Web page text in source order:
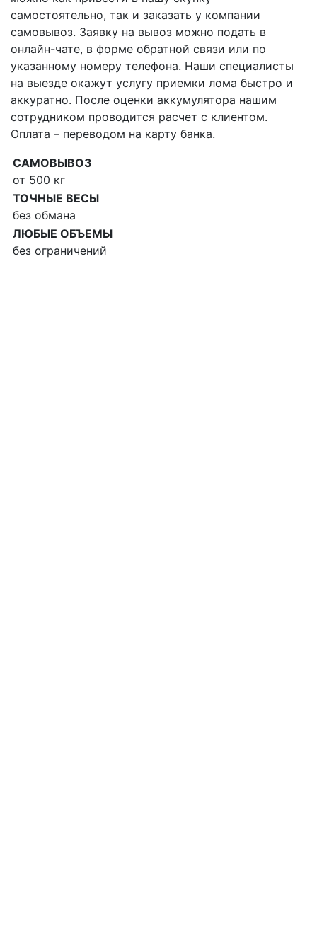
самостоятельно, так и заказать у компании
самовывоз. Заявку на вывоз можно подать в
онлайн-чате, в форме обратной связи или по
указанному номеру телефона. Наши специалисты
на выезде окажут услугу приемки лома быстро и
аккуратно. После оценки аккумулятора нашим
сотрудником проводится расчет с клиентом.
Оплата – переводом на карту банка.
САМОВЫВОЗ
от 500 кг
ТОЧНЫЕ ВЕСЫ
без обмана
ЛЮБЫЕ ОБЪЕМЫ
без ограничений